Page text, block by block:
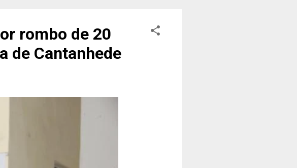
rombo de 20
de Cantanhede